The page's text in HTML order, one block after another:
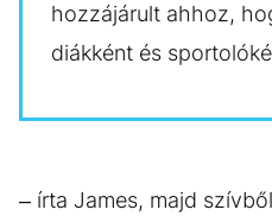
hozzájárult ahhoz,
diákként és
– írta James, majd